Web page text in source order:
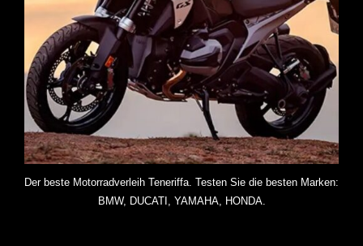
Der beste Motorradverleih Teneriffa. Testen Sie die besten Marken:
BMW, DUCATI, YAMAHA, HONDA.